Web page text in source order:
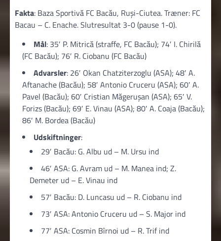
Fakta: Baza Sportivă FC Bacău, Ruși-Ciutea. Træner: FC
Bacau – C. Enache. Slutresultat 3-0 (pause 1-0).
Mål: 35′ P. Mitrică (straffe, FC Bacău); 74′ I. Chirilă
(FC Bacău); 76′ R. Ciobanu (FC Bacău)
Advarsler: 26′ Okan Chatziterzoglu (ASA); 48′ A.
Aftanache (Bacău); 58′ Antonio Cruceru (ASA); 60′ A.
Pavel (Bacău); 60′ Cristian Măgerușan (ASA); 65′ V.
Forizs (Bacău); 69′ E. Vinau (ASA); 80′ A. Coaja (Bacău);
86′ M. Bordea (Bacău)
Udskiftninger:
29′ Bacău: G. Albu ud – M. Ursu ind
46′ ASA: G. Avram ud – M. Manea ind; Z.
Demeter ud – E. Vinau ind
57′ Bacău: D. Luncasu ud – R. Ciobanu ind
73′ ASA: Antonio Cruceru ud – S. Major ind
77′ ASA: Cosmin Bîrnoi ud – R. Trif ind